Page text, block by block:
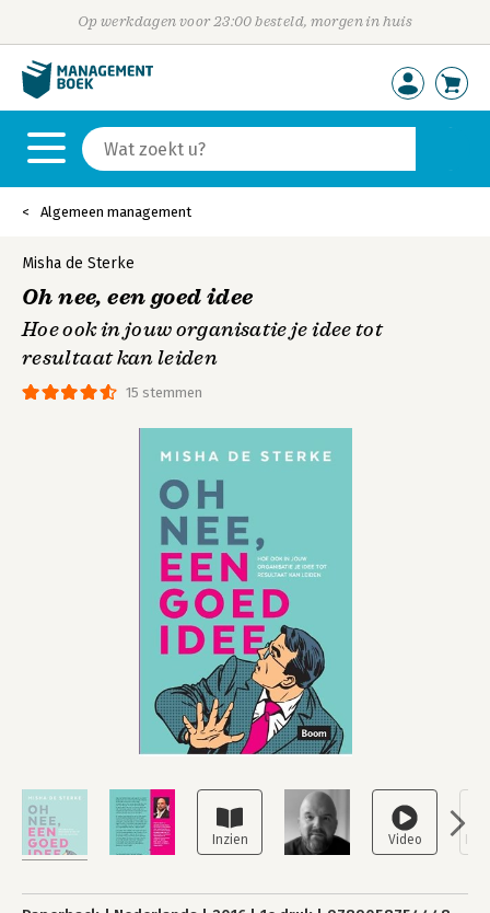
Op werkdagen voor 23:00 besteld, morgen in huis
Algemeen management
15 stemmen
Misha de Sterke
Oh nee, een goed idee
Hoe ook in jouw organisatie je idee tot
resultaat kan leiden